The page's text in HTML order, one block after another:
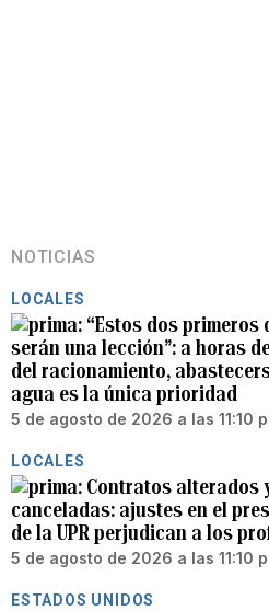
NOTICIAS
LOCALES
“Estos dos primeros
serán una lección”: a horas
del racionamiento,
agua es la única prioridad
5 de agosto de 2026 a las 11:10
LOCALES
Contratos alterados
canceladas: ajustes en el
de la UPR perjudican a los
5 de agosto de 2026 a las 11:10
ESTADOS UNIDOS